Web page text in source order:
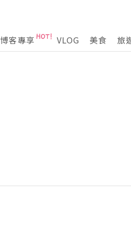
博客專享 VLOG 美食 旅